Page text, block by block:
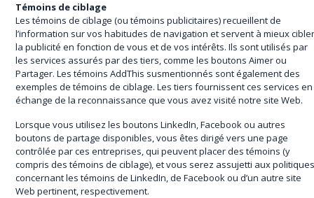
Témoins de ciblage
Les témoins de ciblage (ou témoins publicitaires) recueillent de
l’information sur vos habitudes de navigation et servent à mieux
la publicité en fonction de vous et de vos intérêts. Ils sont utilisés par
les services assurés par des tiers, comme les boutons Aimer ou
Partager. Les témoins AddThis susmentionnés sont également des
exemples de témoins de ciblage. Les tiers fournissent ces services en
échange de la reconnaissance que vous avez visité notre site Web.
Lorsque vous utilisez les boutons LinkedIn, Facebook ou autres
boutons de partage disponibles, vous êtes dirigé vers une page
contrôlée par ces entreprises, qui peuvent placer des témoins (y
compris des témoins de ciblage), et vous serez assujetti aux
concernant les témoins de LinkedIn, de Facebook ou d’un autre site
Web pertinent, respectivement.